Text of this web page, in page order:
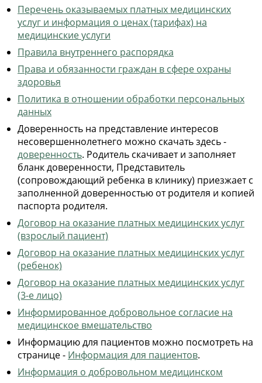
Перечень оказываемых платных медицинских
услуг и информация о ценах (тарифах) на
медицинские услуги
Правила внутреннего распорядка
Права и обязанности граждан в сфере охраны
здоровья
Политика в отношении обработки персональных
данных
Доверенность на представление интересов
несовершеннолетнего можно скачать здесь -
доверенность. Родитель скачивает и заполняет
бланк доверенности, Представитель
(сопровождающий ребенка в клинику) приезжает с
заполненной доверенностью от родителя и копией
паспорта родителя.
Договор на оказание платных медицинских услуг
(взрослый пациент)
Договор на оказание платных медицинских услуг
(ребенок)
Договор на оказание платных медицинских услуг
(3-е лицо)
Информированное добровольное согласие на
медицинское вмешательство
Информацию для пациентов можно посмотреть на
странице - Информация для пациентов.
Информация о добровольном медицинском